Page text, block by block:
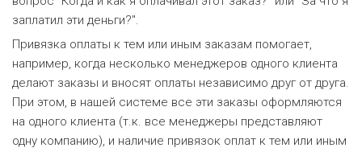
заплатил эти деньги?".
Привязка оплаты к тем или иным заказам помогает,
например, когда несколько менеджеров одного клиента
делают заказы и вносят оплаты независимо друг от друга.
При этом, в нашей системе все эти заказы оформляются
на одного клиента (т.к. все менеджеры представляют
одну компанию), и наличие привязок оплат к тем или иным